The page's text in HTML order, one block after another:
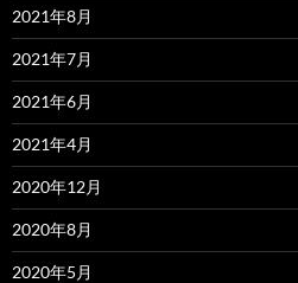
2021年8月
2021年7月
2021年6月
2021年4月
2020年12月
2020年8月
2020年5月